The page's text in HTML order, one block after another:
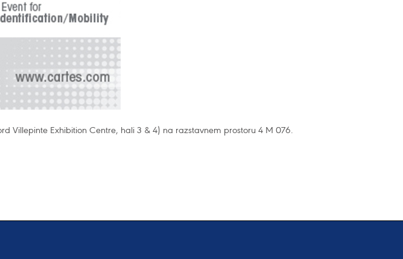
Villepinte Exhibition Centre, hali 3 & 4) na razstavnem prostoru 4 M 076.